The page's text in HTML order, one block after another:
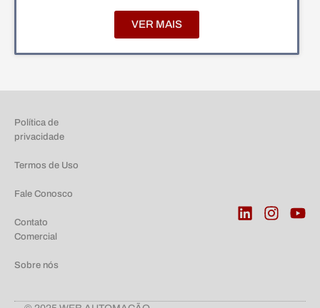
VER MAIS
Política de
privacidade
Termos de Uso
Fale Conosco
Contato
Comercial
Sobre nós